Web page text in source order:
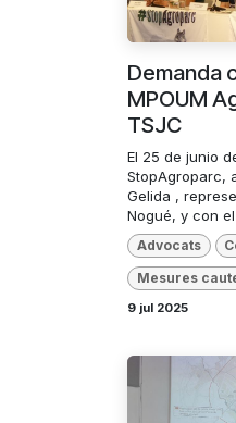
Demanda
MPOUM
TSJC
El 25 de junio
StopAgroparc,
Gelida ,
Nogué, y con
Advocats
Mesures
9 jul 2025